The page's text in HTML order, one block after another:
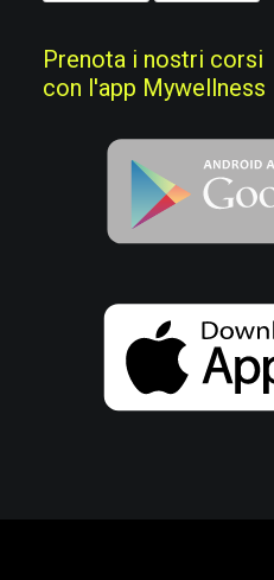
Prenota i nostri corsi
con l'app Mywellness